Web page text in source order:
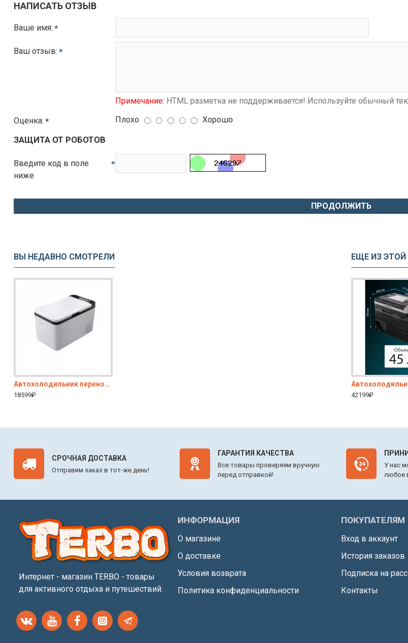
НАПИСАТЬ ОТЗЫВ
Ваше имя:
Ваш отзыв:
Примечание: HTML разметка не поддерживается! Используйте обычный
Оценка: Плохо Хорошо
ЗАЩИТА ОТ РОБОТОВ
Введите код в поле
ниже
ПРОДОЛЖИТЬ
ВЫ НЕДАВНО СМОТРЕЛИ
Автохолодильник переносной K18 (12/24)
18599₽
ЕЩЕ ИЗ ЭТОЙ
20700₽ 42199₽
СРОЧНАЯ ДОСТАВКА
Отправим заказ в тот-же день!
ГАРАНТИЯ КАЧЕСТВА
Все товары проверяем вручную
перед отправкой!
У нас
любое
Интернет - магазин TERBO - товары
для активного отдыха и путешествий.
ИНФОРМАЦИЯ
О магазине
О доставке
Условия возврата
Политика конфиденциальности
ПОКУПАТЕЛЯМ
Вход в аккаунт
История заказов
Подписка на
Контакты